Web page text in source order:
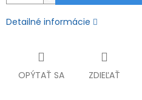
Detailné informácie
OPÝTAŤ SA ZDIEĽAŤ